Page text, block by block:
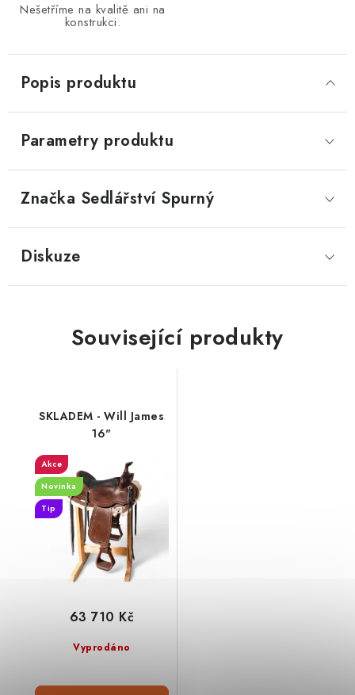
Nešetříme na kvalitě ani na
konstrukci.
Popis produktu
Parametry produktu
Značka Sedlářství Spurný
Diskuze
Související produkty
SKLADEM - Will James
16"
Akce
Novinka
Tip
Vyprodáno
63 710 Kč